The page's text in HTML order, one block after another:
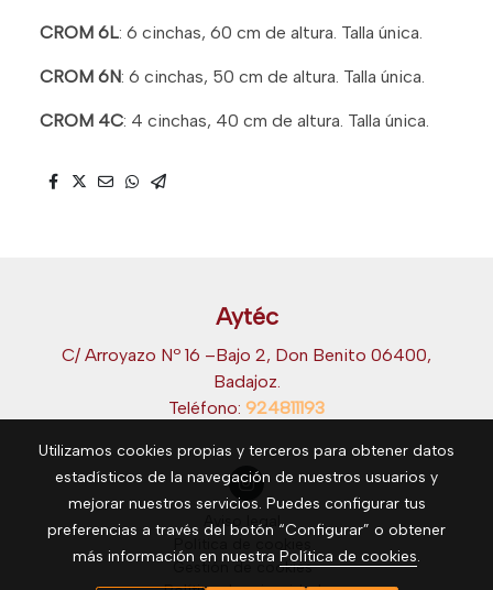
CROM 6L: 6 cinchas, 60 cm de altura. Talla única.
CROM 6N: 6 cinchas, 50 cm de altura. Talla única.
CROM 4C: 4 cinchas, 40 cm de altura. Talla única.
Aytéc
C/ Arroyazo Nº 16 –Bajo 2, Don Benito 06400,
Badajoz.
Teléfono: 924811193
Aviso legal
Gestión de cookies
Utilizamos cookies propias y terceros para obtener datos
estadísticos de la navegación de nuestros usuarios y
mejorar nuestros servicios. Puedes configurar tus
preferencias a través del botón “Configurar” o obtener
más información en nuestra Política de cookies.